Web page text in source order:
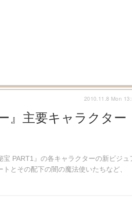
』主要キャラクター
PART1』の各キャラクターの新ビジュ
とその配下の闇の魔法使いたちなど、
2010.11.8 Mon